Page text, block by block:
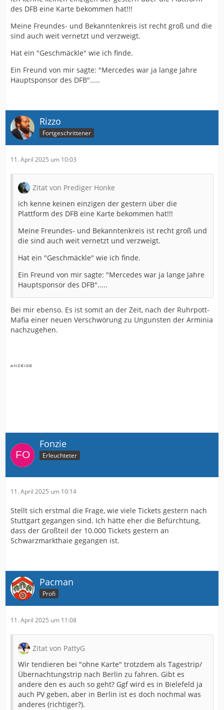
des DFB eine Karte bekommen hat!!!
Meine Freundes- und Bekanntenkreis ist recht groß und die
sind auch weit vernetzt und verzweigt.
Hat ein "Geschmäckle" wie ich finde.
Ein Freund von mir sagte: "Mercedes war ja lange Jahre
Hauptsponsor des DFB".....
Rizzo
Fortgeschrittener
11. April 2025 um 10:03
Zitat von Prediger Honke
ich kenne keinen einzigen der gestern über die
Plattform des DFB eine Karte bekommen hat!!!
Meine Freundes- und Bekanntenkreis ist recht groß und
die sind auch weit vernetzt und verzweigt.
Hat ein "Geschmäckle" wie ich finde.
Ein Freund von mir sagte: "Mercedes war ja lange Jahre
Hauptsponsor des DFB".....
Bei mir ebenso. Es ist somit an der Zeit, nach der Ruhrpott-
Mafia einer neuen Verschwörung zu Ungunsten der Arminia
nachzugehen.
Fonzie
Erleuchteter
11. April 2025 um 10:14
Stellt sich erstmal die Frage, wie viele Tickets gestern nach
Stuttgart gegangen sind. Ich hätte eher die Befürchtung,
dass der Großteil der 10.000 Tickets gestern an
Schwarzmarkthaie gegangen ist.
Pacman
Profi
11. April 2025 um 11:08
Zitat von PattyG
Wir tendieren bei "ohne Karte" trotzdem als Tagestrip/
Übernachtungstrip nach Berlin zu fahren. Gibt es
andere den es auch so geht? Ggf wird es in Bielefeld ja
auch PV geben, aber in Berlin ist es doch nochmal was
anderes (richtiger?).